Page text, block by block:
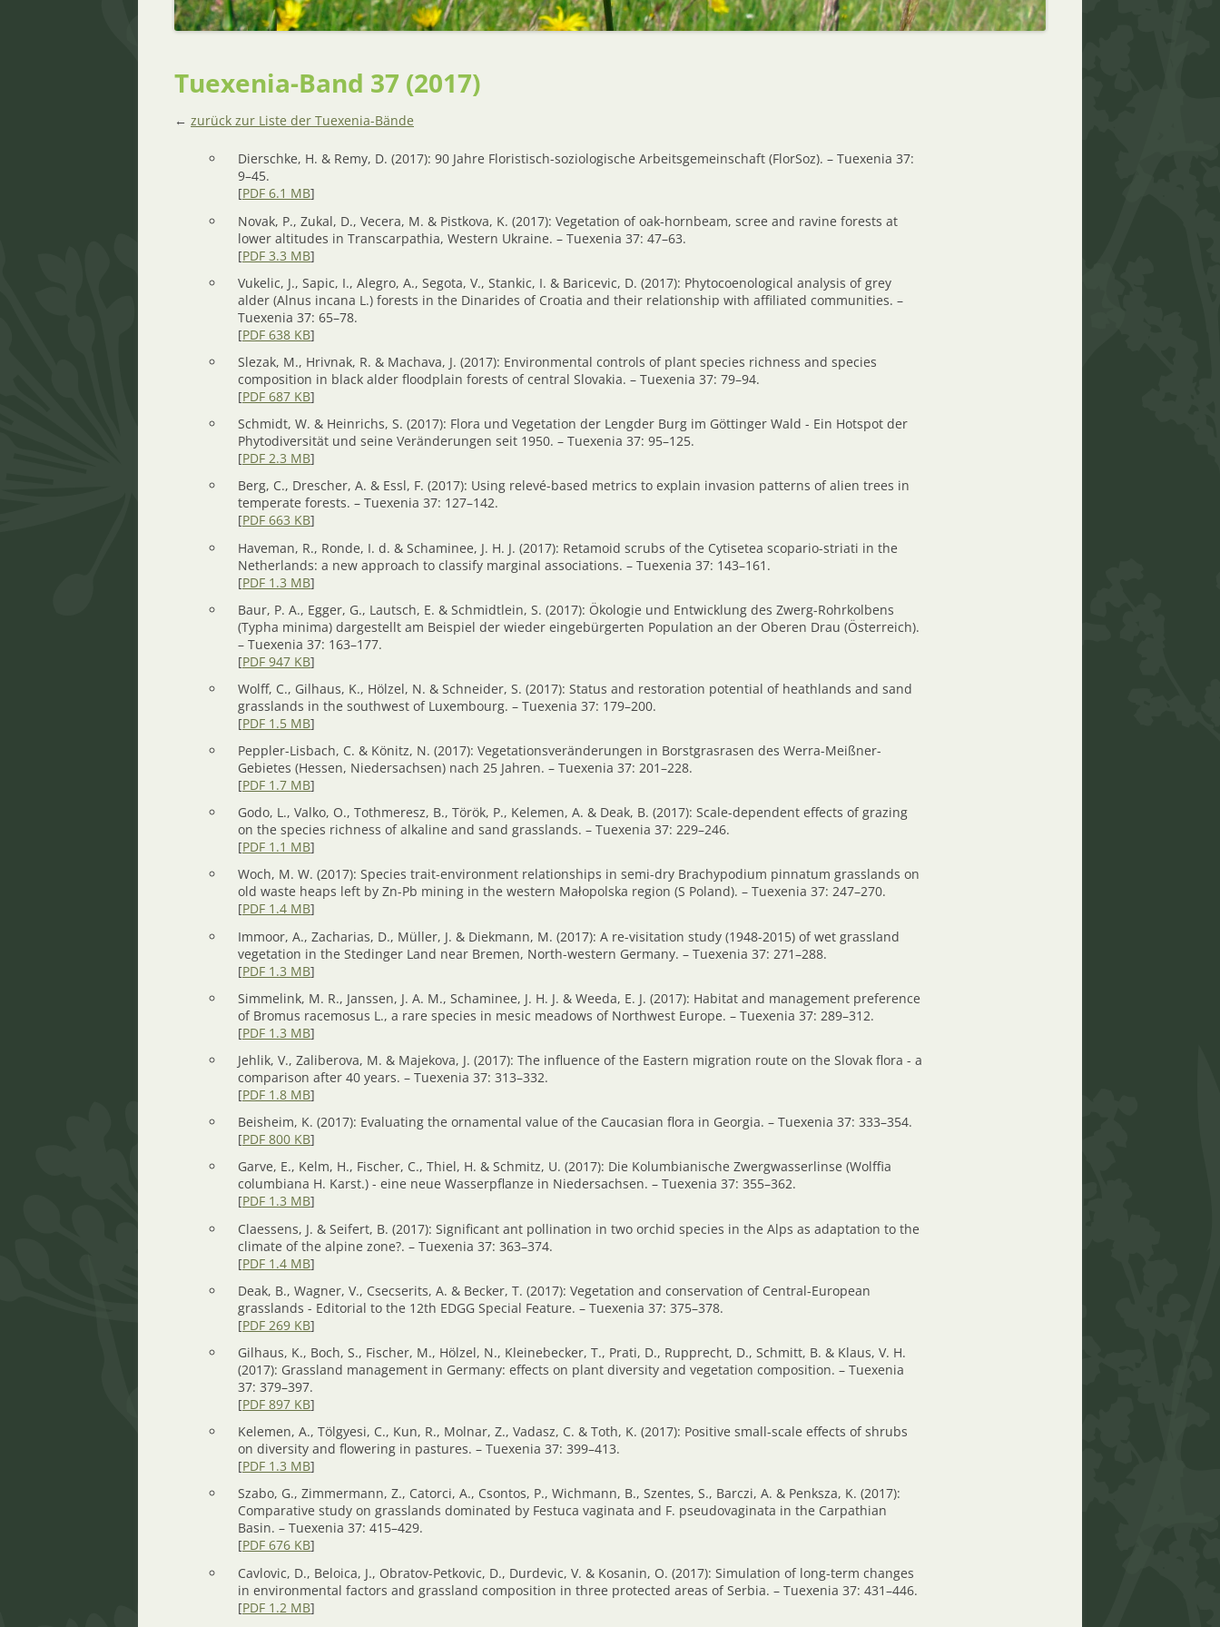
BUCHBESPRECHUNGEN –
AUSZEICHNUNGEN
Tuexenia-Band 37 (2017)
← zurück zur Liste der Tuexenia-Bände
Dierschke, H. & Remy, D. (2017): 90 Jahre Floristisch-soziologische Arbeitsgemeinschaft (FlorSoz). – Tuexenia 37:
9–45.
[PDF 6.1 MB]
Novak, P., Zukal, D., Vecera, M. & Pistkova, K. (2017): Vegetation of oak-hornbeam, scree and ravine forests at
lower altitudes in Transcarpathia, Western Ukraine. – Tuexenia 37: 47–63.
[PDF 3.3 MB]
Vukelic, J., Sapic, I., Alegro, A., Segota, V., Stankic, I. & Baricevic, D. (2017): Phytocoenological analysis of grey
alder (Alnus incana L.) forests in the Dinarides of Croatia and their relationship with affiliated communities. –
Tuexenia 37: 65–78.
[PDF 638 KB]
Slezak, M., Hrivnak, R. & Machava, J. (2017): Environmental controls of plant species richness and species
composition in black alder floodplain forests of central Slovakia. – Tuexenia 37: 79–94.
[PDF 687 KB]
Schmidt, W. & Heinrichs, S. (2017): Flora und Vegetation der Lengder Burg im Göttinger Wald - Ein Hotspot der
Phytodiversität und seine Veränderungen seit 1950. – Tuexenia 37: 95–125.
[PDF 2.3 MB]
Berg, C., Drescher, A. & Essl, F. (2017): Using relevé-based metrics to explain invasion patterns of alien trees in
temperate forests. – Tuexenia 37: 127–142.
[PDF 663 KB]
Haveman, R., Ronde, I. d. & Schaminee, J. H. J. (2017): Retamoid scrubs of the Cytisetea scopario-striati in the
Netherlands: a new approach to classify marginal associations. – Tuexenia 37: 143–161.
[PDF 1.3 MB]
Baur, P. A., Egger, G., Lautsch, E. & Schmidtlein, S. (2017): Ökologie und Entwicklung des Zwerg-Rohrkolbens
(Typha minima) dargestellt am Beispiel der wieder eingebürgerten Population an der Oberen Drau (Österreich).
– Tuexenia 37: 163–177.
[PDF 947 KB]
Wolff, C., Gilhaus, K., Hölzel, N. & Schneider, S. (2017): Status and restoration potential of heathlands and sand
grasslands in the southwest of Luxembourg. – Tuexenia 37: 179–200.
[PDF 1.5 MB]
Peppler-Lisbach, C. & Könitz, N. (2017): Vegetationsveränderungen in Borstgrasrasen des Werra-Meißner-
Gebietes (Hessen, Niedersachsen) nach 25 Jahren. – Tuexenia 37: 201–228.
[PDF 1.7 MB]
Godo, L., Valko, O., Tothmeresz, B., Török, P., Kelemen, A. & Deak, B. (2017): Scale-dependent effects of grazing
on the species richness of alkaline and sand grasslands. – Tuexenia 37: 229–246.
[PDF 1.1 MB]
Woch, M. W. (2017): Species trait-environment relationships in semi-dry Brachypodium pinnatum grasslands on
old waste heaps left by Zn-Pb mining in the western Małopolska region (S Poland). – Tuexenia 37: 247–270.
[PDF 1.4 MB]
Immoor, A., Zacharias, D., Müller, J. & Diekmann, M. (2017): A re-visitation study (1948-2015) of wet grassland
vegetation in the Stedinger Land near Bremen, North-western Germany. – Tuexenia 37: 271–288.
[PDF 1.3 MB]
Simmelink, M. R., Janssen, J. A. M., Schaminee, J. H. J. & Weeda, E. J. (2017): Habitat and management preference
of Bromus racemosus L., a rare species in mesic meadows of Northwest Europe. – Tuexenia 37: 289–312.
[PDF 1.3 MB]
Jehlik, V., Zaliberova, M. & Majekova, J. (2017): The influence of the Eastern migration route on the Slovak flora - a
comparison after 40 years. – Tuexenia 37: 313–332.
[PDF 1.8 MB]
Beisheim, K. (2017): Evaluating the ornamental value of the Caucasian flora in Georgia. – Tuexenia 37: 333–354.
[PDF 800 KB]
Garve, E., Kelm, H., Fischer, C., Thiel, H. & Schmitz, U. (2017): Die Kolumbianische Zwergwasserlinse (Wolffia
columbiana H. Karst.) - eine neue Wasserpflanze in Niedersachsen. – Tuexenia 37: 355–362.
[PDF 1.3 MB]
Claessens, J. & Seifert, B. (2017): Significant ant pollination in two orchid species in the Alps as adaptation to the
climate of the alpine zone?. – Tuexenia 37: 363–374.
[PDF 1.4 MB]
Deak, B., Wagner, V., Csecserits, A. & Becker, T. (2017): Vegetation and conservation of Central-European
grasslands - Editorial to the 12th EDGG Special Feature. – Tuexenia 37: 375–378.
[PDF 269 KB]
Gilhaus, K., Boch, S., Fischer, M., Hölzel, N., Kleinebecker, T., Prati, D., Rupprecht, D., Schmitt, B. & Klaus, V. H.
(2017): Grassland management in Germany: effects on plant diversity and vegetation composition. – Tuexenia
37: 379–397.
[PDF 897 KB]
Kelemen, A., Tölgyesi, C., Kun, R., Molnar, Z., Vadasz, C. & Toth, K. (2017): Positive small-scale effects of shrubs
on diversity and flowering in pastures. – Tuexenia 37: 399–413.
[PDF 1.3 MB]
Szabo, G., Zimmermann, Z., Catorci, A., Csontos, P., Wichmann, B., Szentes, S., Barczi, A. & Penksza, K. (2017):
Comparative study on grasslands dominated by Festuca vaginata and F. pseudovaginata in the Carpathian
Basin. – Tuexenia 37: 415–429.
[PDF 676 KB]
Cavlovic, D., Beloica, J., Obratov-Petkovic, D., Durdevic, V. & Kosanin, O. (2017): Simulation of long-term changes
in environmental factors and grassland composition in three protected areas of Serbia. – Tuexenia 37: 431–446.
[PDF 1.2 MB]